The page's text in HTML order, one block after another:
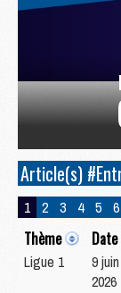
Article(s)
1 2 3 4 5 6
Thème Date
Ligue 1
9 juin
2026